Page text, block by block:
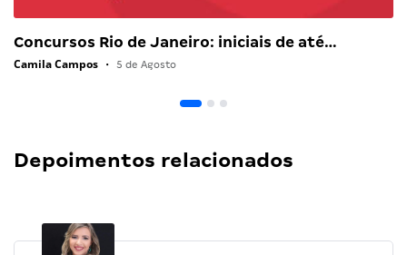
Concursos Rio de Janeiro: iniciais de até…
Camila Campos • 5 de Agosto
Depoimentos relacionados